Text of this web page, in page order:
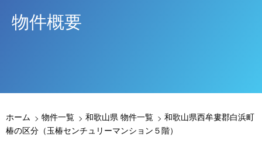
物件概要
ホーム 物件一覧 和歌山県 物件一覧
和歌山県西牟婁郡白浜町
椿の区分（玉椿センチュリーマンション５階）